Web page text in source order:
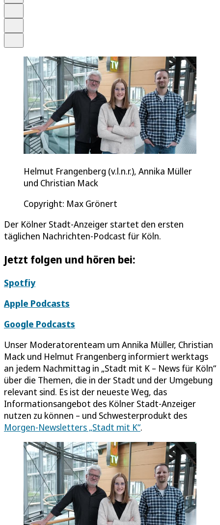
Helmut Frangenberg (v.l.n.r.), Annika Müller
und Christian Mack
Copyright: Max Grönert
Der Kölner Stadt-Anzeiger startet den ersten
täglichen Nachrichten-Podcast für Köln.
Jetzt folgen und hören bei:
Spotfiy
Apple Podcasts
Google Podcasts
Unser Moderatorenteam um Annika Müller, Christian
Mack und Helmut Frangenberg informiert werktags
an jedem Nachmittag in „Stadt mit K – News für Köln“
über die Themen, die in der Stadt und der Umgebung
relevant sind. Es ist der neueste Weg, das
Informationsangebot des Kölner Stadt-Anzeiger
nutzen zu können – und Schwesterprodukt des
Morgen-Newsletters „Stadt mit K“.